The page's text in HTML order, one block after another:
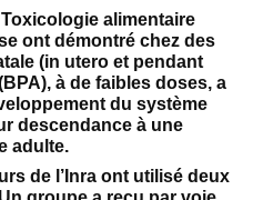
alimentaire
ont démontré chez des
(in utero et pendant
à de faibles doses, a
du système
descendance à une
adulte.
de l’Inra ont utilisé deux